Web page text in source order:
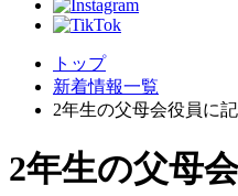
トップ
新着情報一覧
2年生の父母会役員に
2年生の父母